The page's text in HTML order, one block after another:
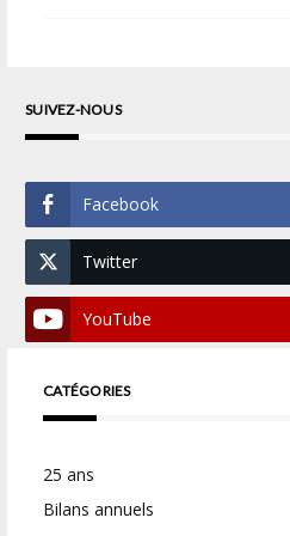
SUIVEZ-NOUS
Facebook
Twitter
YouTube
CATÉGORIES
25 ans
Bilans annuels